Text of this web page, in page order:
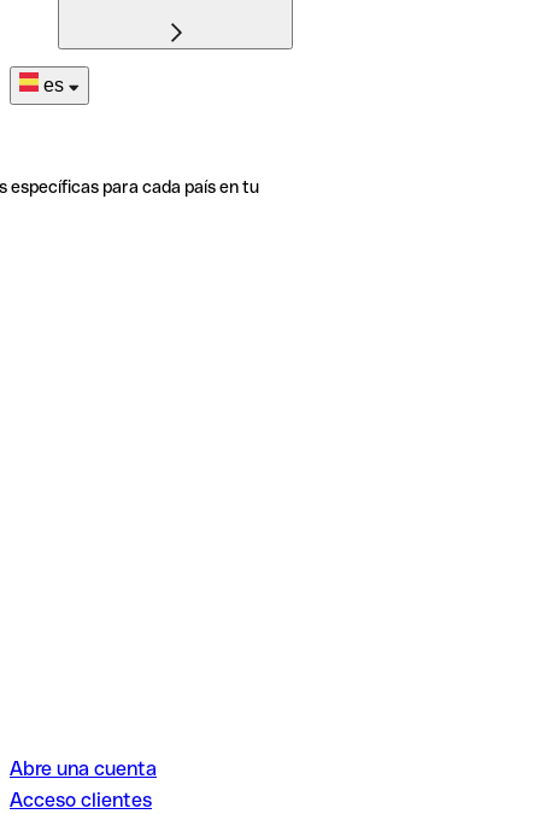
es
específicas para cada país en tu
Abre una cuenta
Acceso clientes